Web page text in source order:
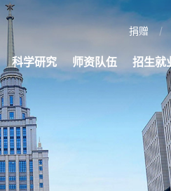
捐赠
科学研究 师资队伍 招生就